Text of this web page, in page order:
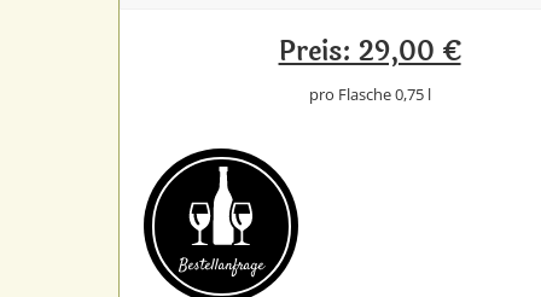
Preis: 29,00 €
pro Flasche 0,75 l
Bestell­anfrage